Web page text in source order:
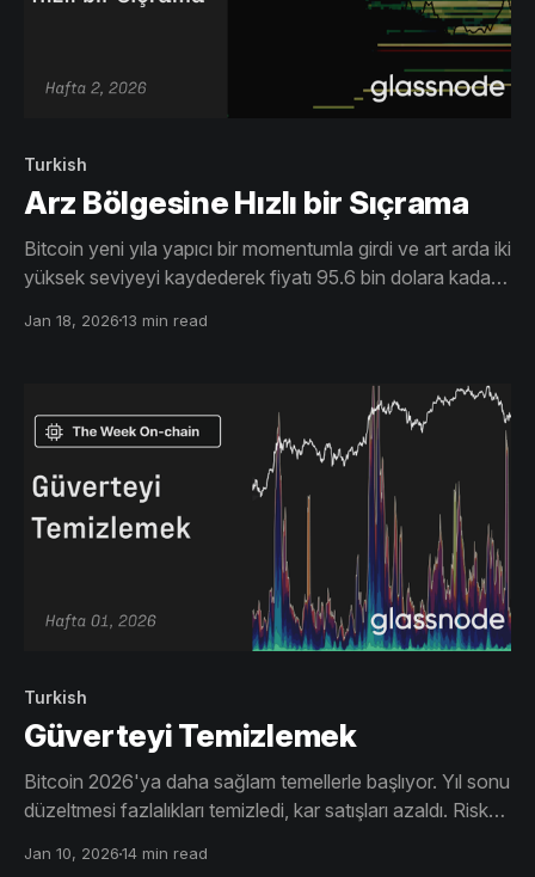
Turkish
Arz Bölgesine Hızlı bir Sıçrama
Bitcoin yeni yıla yapıcı bir momentumla girdi ve art arda iki
yüksek seviyeyi kaydederek fiyatı 95.6 bin dolara kadar
olarak önemli bir tedarik bölgesine doğrudan taşıdı.
Jan 18, 202613 min read
Turkish
Güverteyi Temizlemek
Bitcoin 2026'ya daha sağlam temellerle başlıyor. Yıl sonu
düzeltmesi fazlalıkları temizledi, kar satışları azaldı. Risk
seviyelerinin üstünde kalınması şart.
Jan 10, 202614 min read